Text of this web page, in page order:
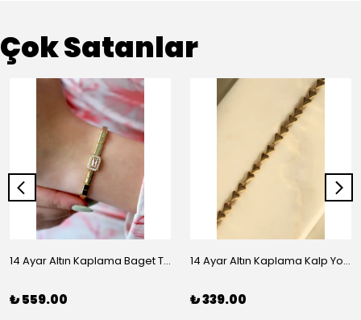
Çok Satanlar
14 Ayar Altın Kaplama Baget Taşlı Vip Bileklik
₺ 559.00
14 Ayar Altın Kaplama Kalp Yolu Bileklik
₺ 339.00